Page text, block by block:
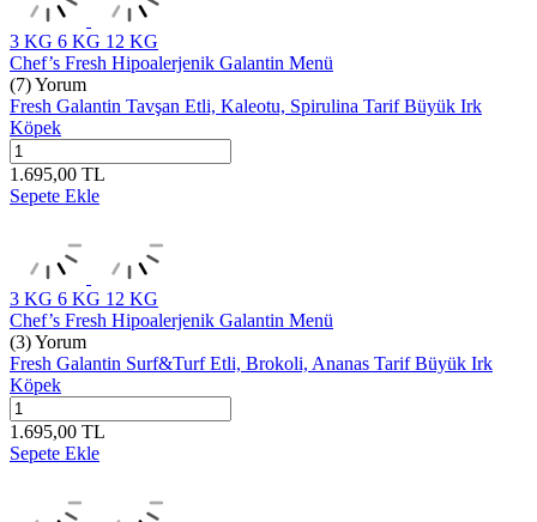
3 KG 6 KG 12 KG
Chef’s Fresh Hipoalerjenik Galantin Menü
(7) Yorum
Fresh Galantin Tavşan Etli, Kaleotu, Spirulina Tarif Büyük Irk
Köpek
1.695,00 TL
Sepete Ekle
3 KG 6 KG 12 KG
Chef’s Fresh Hipoalerjenik Galantin Menü
(3) Yorum
Fresh Galantin Surf&Turf Etli, Brokoli, Ananas Tarif Büyük Irk
Köpek
1.695,00 TL
Sepete Ekle